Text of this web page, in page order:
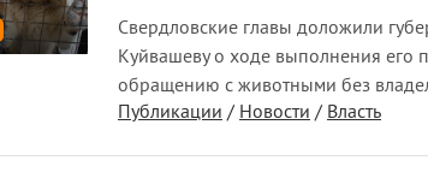
Свердловские главы доложили
Куйвашеву о ходе выполнения его
обращению с животными без
Публикации/ Новости/ Власть